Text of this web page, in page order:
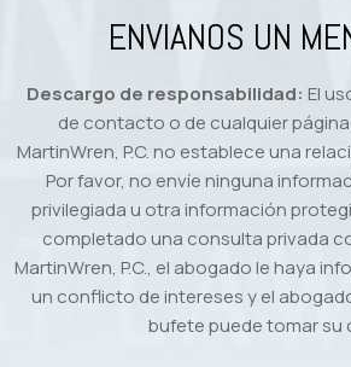
ENVIANOS UN
Descargo de responsabilidad: El
de contacto o de cualquier
MartinWren, P.C. no establece una
Por favor, no envíe ninguna
privilegiada u otra información
completado una consulta privada
MartinWren, P.C., el abogado le haya
un conflicto de intereses y el
bufete puede tomar su